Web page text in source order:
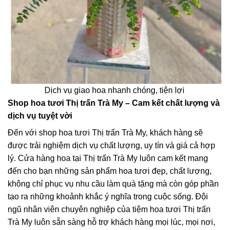
Dịch vụ giao hoa nhanh chóng, tiện lợi
Shop hoa tươi Thị trấn Trà My – Cam kết chất lượng và
dịch vụ tuyệt vời
Đến với shop hoa tươi Thị trấn Trà My, khách hàng sẽ
được trải nghiệm dịch vụ chất lượng, uy tín và giá cả hợp
lý. Cửa hàng hoa tại Thị trấn Trà My luôn cam kết mang
đến cho bạn những sản phẩm hoa tươi đẹp, chất lượng,
không chỉ phục vụ nhu cầu làm quà tặng mà còn góp phần
tạo ra những khoảnh khắc ý nghĩa trong cuộc sống. Đội
ngũ nhân viên chuyên nghiệp của tiệm hoa tươi Thị trấn
Trà My luôn sẵn sàng hỗ trợ khách hàng mọi lúc, mọi nơi,